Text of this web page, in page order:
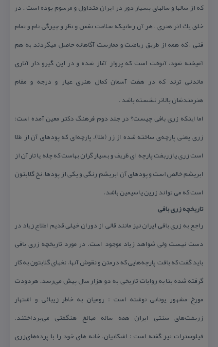
كه از سالها و سالهای بسیار دور در ایران متداول و مرسوم بوده است . در
خلق یك اثر هنری ، هر آن زمانیكه سلامت نفس و نظر و چیرگی تام و تمام
فنی ، كه همه از طریق ریاضت و ممارست آگاهانه حاصل میگردند به هم
آمیخته شود، آنوقت است كه پرواز آغاز شده و در این گیرو دار آثاری
ماندنی ترند كه در هفت آسمان كمال هنری عیار و درجه و مقام
هنرمندشان بالاتر نشسته باشد .
اما اینكه زری بافی چیست؟ در جلد دوم فرهنگ دكتر معین آمده است:
زری یعنی پارچه‌ی ساخته شده از زر (طلا). پارچه‌ای كه پودهای آن از طلا
است زری یا زربفت پارچه ای ظریف و بسیار گران بهاست كه چله یا تار آن از
ابریشم خالص است و پودهای آن ابریشم رنگی و یكی از پودها، نخ گلابتون
است كه می تواند زرین یا سیمین باشد.
تاریخچه زری بافی
راجع به زری بافی ایران نیز مانند قالی از دوران خیلی قدیم اطلاع زیاد در
دست نیست ولی شواهد زیاد موجود است. در مورد تاریخچه زری بافی
باید گفت كه بافت‌ پارچه‌هایی‌ كه‌ درمتن‌ و نقوش‌ آنها، نخهای‌ گلابتون ‌به‌ كار
گرفته‌ شده‌ بنا به‌ روایات‌ تاریخی‌ به‌ دو هزار سال‌ پیش‌ می‌رسد. هردودت‌
مورخ‌ مشهور یونانی‌ نوشته‌ است‌ : رومیان‌ به‌ خاطر زیبائی‌ و اشتهار
زربفت‌های‌ سنتی‌ ایران‌ همه‌ ساله‌ مبالغ‌ هنگفتی‌ می‌پرداختند.
فیلوسترات‌ نیز گفته‌ است‌ : اشكانیان‌، خانه‌ های‌ خود را با پرده‌های‌زری‌